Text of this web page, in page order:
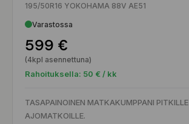
195/50R16 YOKOHAMA 88V AE51
Varastossa
599 €
(4kpl asennettuna)
Rahoituksella: 50 € / kk
TASAPAINOINEN MATKAKUMPPANI PITKILLE
AJOMATKOILLE.